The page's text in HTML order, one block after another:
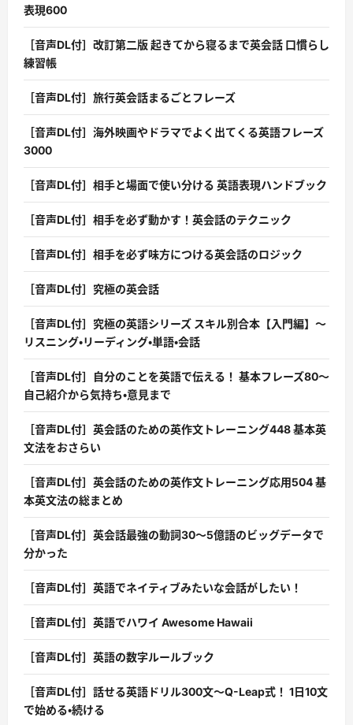
表現600
［音声DL付］改訂第二版 起きてから寝るまで英会話 口慣らし
練習帳
［音声DL付］旅行英会話まるごとフレーズ
［音声DL付］海外映画やドラマでよく出てくる英語フレーズ
3000
［音声DL付］相手と場面で使い分ける 英語表現ハンドブック
［音声DL付］相手を必ず動かす！英会話のテクニック
［音声DL付］相手を必ず味方につける英会話のロジック
［音声DL付］究極の英会話
［音声DL付］究極の英語シリーズ スキル別合本【入門編】〜
リスニング・リーディング・単語・会話
［音声DL付］自分のことを英語で伝える！ 基本フレーズ80〜
自己紹介から気持ち・意見まで
［音声DL付］英会話のための英作文トレーニング448 基本英
文法をおさらい
［音声DL付］英会話のための英作文トレーニング応用504 基
本英文法の総まとめ
［音声DL付］英会話最強の動詞30〜5億語のビッグデータで
分かった
［音声DL付］英語でネイティブみたいな会話がしたい！
［音声DL付］英語でハワイ Awesome Hawaii
［音声DL付］英語の数字ルールブック
［音声DL付］話せる英語ドリル300文〜Q-Leap式！ 1日10文
で始める・続ける